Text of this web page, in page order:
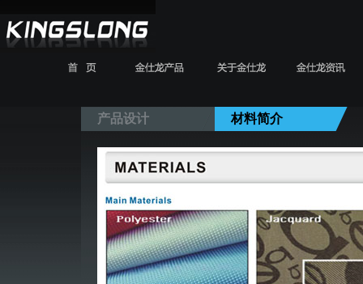
产品设计 人才招聘 联系我们
产品设计 材料简介